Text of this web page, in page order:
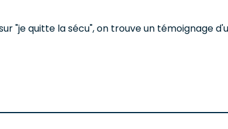
"je quitte la sécu", on trouve un témoignage